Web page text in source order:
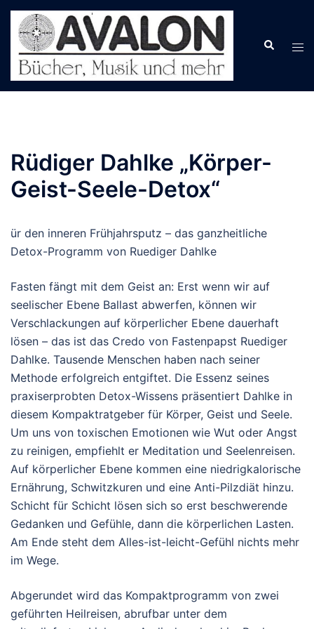
Zum
Inhalt
springen
Rüdiger Dahlke „Körper-
Geist-Seele-Detox“
ür den inneren Frühjahrsputz – das ganzheitliche
Detox-Programm von Ruediger Dahlke
Fasten fängt mit dem Geist an: Erst wenn wir auf
seelischer Ebene Ballast abwerfen, können wir
Verschlackungen auf körperlicher Ebene dauerhaft
lösen – das ist das Credo von Fastenpapst Ruediger
Dahlke. Tausende Menschen haben nach seiner
Methode erfolgreich entgiftet. Die Essenz seines
praxiserprobten Detox-Wissens präsentiert Dahlke in
diesem Kompaktratgeber für Körper, Geist und Seele.
Um uns von toxischen Emotionen wie Wut oder Angst
zu reinigen, empfiehlt er Meditation und Seelenreisen.
Auf körperlicher Ebene kommen eine niedrigkalorische
Ernährung, Schwitzkuren und eine Anti-Pilzdiät hinzu.
Schicht für Schicht lösen sich so erst beschwerende
Gedanken und Gefühle, dann die körperlichen Lasten.
Am Ende steht dem Alles-ist-leicht-Gefühl nichts mehr
im Wege.
Abgerundet wird das Kompaktprogramm von zwei
geführten Heilreisen, abrufbar unter dem